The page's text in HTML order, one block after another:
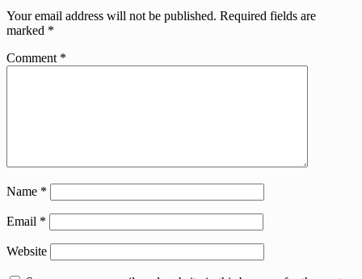
Your email address will not be published. Required fields are
marked *
Comment *
Name *
Email *
Website